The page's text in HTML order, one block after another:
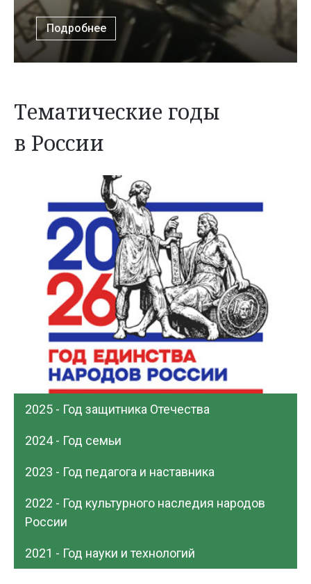
Подробнее
Тематические годы
в России
2025 - Год защитника Отечества
2024 - Год семьи
2023 - Год педагога и наставника
2022 - Год культурного наследия народов
России
2021 - Год науки и технологий